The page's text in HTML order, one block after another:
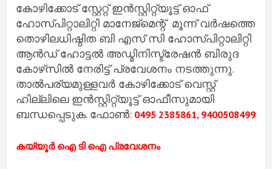
കോഴിക്കോട് സ്റ്റേറ്റ് ഇൻസ്റ്റിറ്റ്യൂട്ട് ഓഫ്
ഹോസ്പിറ്റാലിറ്റി മാനേജ്മെന്റ് മൂന്ന് വർഷത്തെ
തൊഴിലധിഷ്ഠിത ബി എസ് സി ഹോസ്പിറ്റാലിറ്റി
ആൻഡ് ഹോട്ടൽ അഡ്മിനിസ്ട്രേഷൻ ബിരുദ
കോഴ്‌സിൽ നേരിട്ട് പ്രവേശനം നടത്തുന്നു.
താൽപര്യമുള്ളവർ കോഴിക്കോട് വെസ്റ്റ്
ഹില്ലിലെ ഇൻസ്റ്റിറ്റ്യൂട്ട് ഓഫീസുമായി
ബന്ധപ്പെടുക. ഫോൺ: 0495 2385861, 9400508499
കയ്യൂർ ഐ ടി ഐ പ്രവേശനം